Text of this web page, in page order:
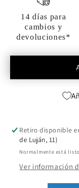
14 días para
cambios y
devoluciones*
Retiro disponible
de Luján, 11)
Normalmente está
Ver información